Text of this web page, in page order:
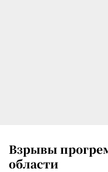
Взрывы
области